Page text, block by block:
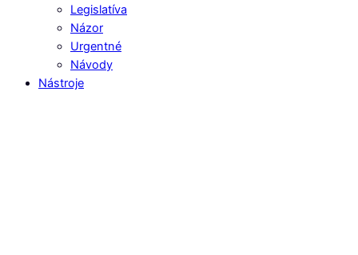
Legislatíva
Názor
Urgentné
Návody
Nástroje